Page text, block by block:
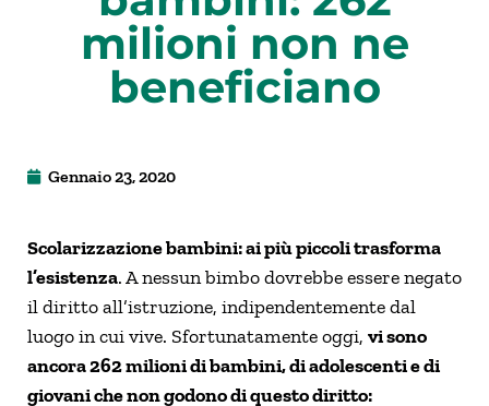
milioni non ne
beneficiano
Gennaio 23, 2020
Scolarizzazione bambini: ai più piccoli trasforma
l’esistenza. A nessun bimbo dovrebbe essere negato
il diritto all’istruzione, indipendentemente dal
luogo in cui vive. Sfortunatamente oggi, vi sono
ancora262 milioni di bambini, di adolescenti e di
giovani che non godono di questo diritto: